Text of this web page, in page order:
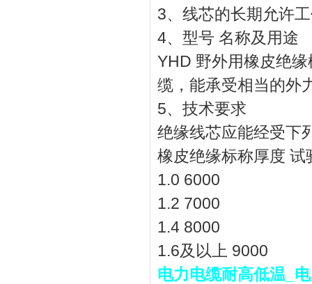
3、线芯的长期允许
4、型号 名称及用途
YHD 野外用橡皮绝
缆，能承受相当的外
5、技术要求
绝缘线芯应能经受下
橡皮绝缘标称厚度 试
1.0 6000
1.2 7000
1.4 8000
1.6及以上 9000
电力电缆耐高低温_